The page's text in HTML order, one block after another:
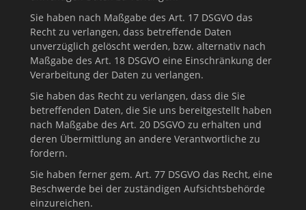
Sie haben nach Maßgabe des Art. 17 DSGVO das
Recht zu verlangen, dass betreffende Daten
unverzüglich gelöscht werden, bzw. alternativ nach
Maßgabe des Art. 18 DSGVO eine Einschränkung der
Verarbeitung der Daten zu verlangen.
Sie haben das Recht zu verlangen, dass die Sie
betreffenden Daten, die Sie uns bereitgestellt haben
nach Maßgabe des Art. 20 DSGVO zu erhalten und
deren Übermittlung an andere Verantwortliche zu
fordern.
Sie haben ferner gem. Art. 77 DSGVO das Recht, eine
Beschwerde bei der zuständigen Aufsichtsbehörde
einzureichen.